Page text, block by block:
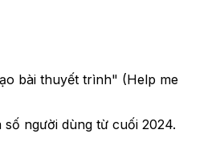
bài thuyết trình" (Help me
người dùng từ cuối 2024.